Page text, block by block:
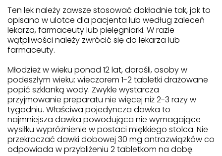
Ten lek należy zawsze stosować dokładnie tak, jak to
opisano w ulotce dla pacjenta lub według zaleceń
lekarza, farmaceuty lub pielęgniarki. W razie
wątpliwości należy zwrócić się do lekarza lub
farmaceuty.
Młodzież w wieku ponad 12 lat, dorośli, osoby w
podeszłym wieku: wieczorem 1-2 tabletki drażowane
popić szklanką wody. Zwykle wystarcza
przyjmowanie preparatu nie więcej niż 2-3 razy w
tygodniu. Właściwa pojedyncza dawka to
najmniejsza dawka powodująca nie wymagające
wysiłku wypróżnienie w postaci miękkiego stolca. Nie
przekraczać dawki dobowej 30 mg antrazwiązków co
odpowiada w przybliżeniu 2 tabletkom na dobę.